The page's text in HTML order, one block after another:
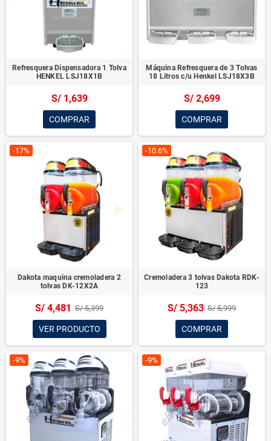
Refresquera Dispensadora 1 Tolva
HENKEL LSJ18X1B
S/ 1,639
COMPRAR
Máquina Refresquera de 3 Tolvas
18 Litros c/u Henkel LSJ18X3B
S/ 2,699
COMPRAR
-17%
Dakota maquina cremoladera 2
tolvas DK-12X2A
S/ 4,481 S/ 5,399
VER PRODUCTO
-10.6%
Cremoladera 3 tolvas Dakota RDK-
123
S/ 5,363 S/ 5,999
COMPRAR
-9% -9%